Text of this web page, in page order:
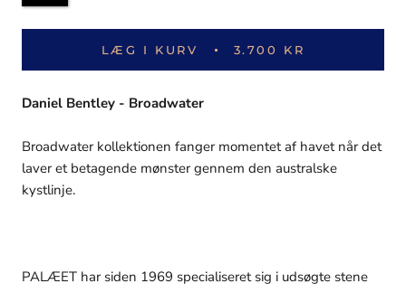
LÆG I KURV 3.700 KR
Daniel Bentley - Broadwater
Broadwater kollektionen fanger momentet af havet når det
laver et betagende mønster gennem den australske
kystlinje.
PALÆET har siden 1969 specialiseret sig i udsøgte stene